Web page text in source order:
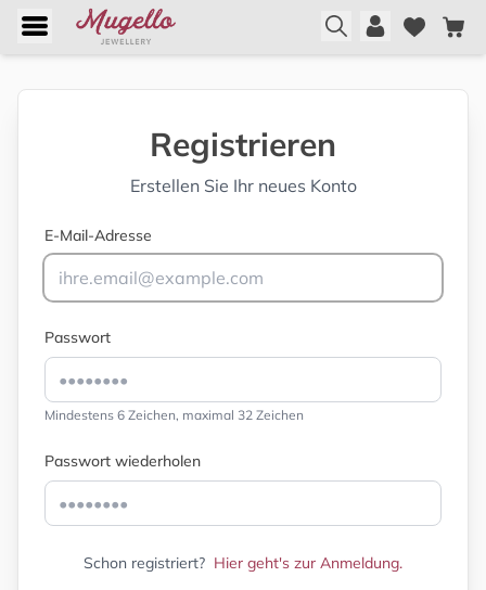
Registrieren
Erstellen Sie Ihr neues Konto
E-Mail-Adresse
Passwort
Mindestens 6 Zeichen, maximal 32 Zeichen
Passwort wiederholen
Schon registriert? Hier geht's zur Anmeldung.